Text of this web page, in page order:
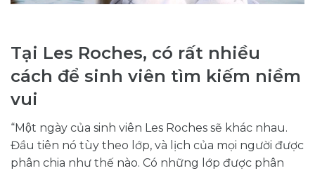
Tại Les Roches, có rất nhiều
cách để sinh viên tìm kiếm niềm
vui
“Một ngày của sinh viên Les Roches sẽ khác nhau.
Đầu tiên nó tùy theo lớp, và lịch của mọi người được
phân chia như thế nào. Có những lớp được phân